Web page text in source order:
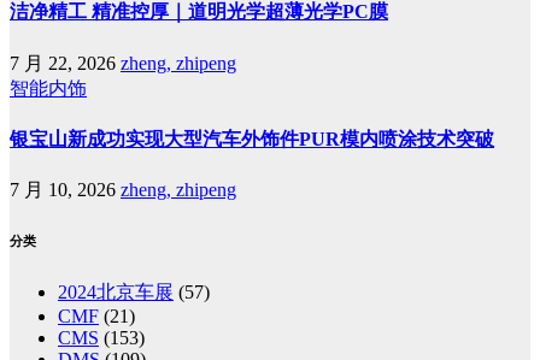
洁净精工 精准控厚｜道明光学超薄光学PC膜
7 月 22, 2026 zheng, zhipeng
智能内饰
银宝山新成功实现大型汽车外饰件PUR模内喷涂技术突破
7 月 10, 2026 zheng, zhipeng
分类
2024北京车展 (57)
CMF (21)
CMS (153)